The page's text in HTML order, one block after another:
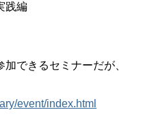
践編
できるセミナーだが、
/event/index.html